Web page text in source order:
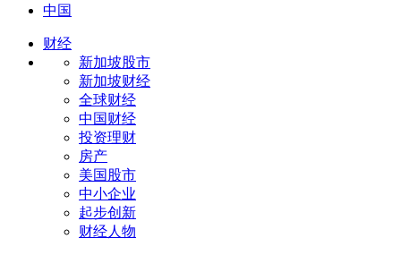
中国
财经
新加坡股市
新加坡财经
全球财经
中国财经
投资理财
房产
美国股市
中小企业
起步创新
财经人物